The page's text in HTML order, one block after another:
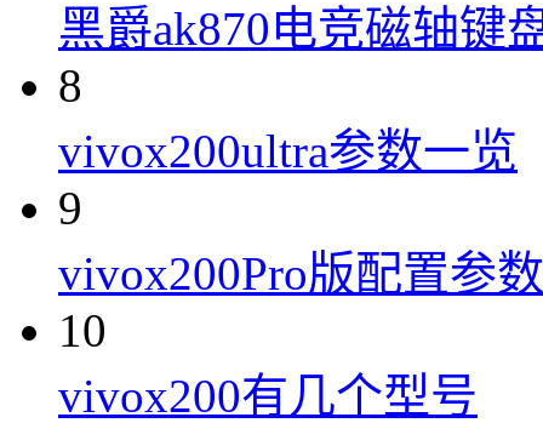
黑爵ak870电竞磁轴键
8
vivox200ultra参数一览
9
vivox200Pro版配置参数
10
vivox200有几个型号